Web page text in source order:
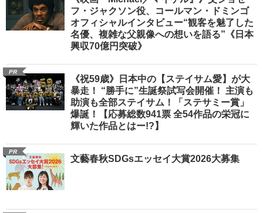
フ・ジャクソン役、コールマン・ドミンゴ
オフィシャルインタビュー“観客を魅了した
名優、複雑な父親像への想いを語る”《日本
興収70億円突破》
PR
《祝59歳》日本中の【ステイサム愛】が大
暴走！ “勝手に”生誕祭試写会開催！ 主演も
助演も全部ステイサム！「ステサミー賞」
爆誕！【応募総数941票 全54作品の栄冠に
輝いた作品とはー!?】
PR
文藝春秋SDGsエッセイ大賞2026大募集